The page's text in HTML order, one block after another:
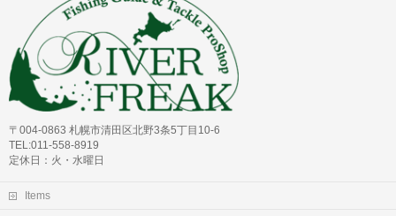
〒004-0863 札幌市清田区北野3条5丁目10-6
TEL:011-558-8919
定休日：火・水曜日
Items